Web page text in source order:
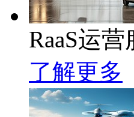
RaaS运
了解更多